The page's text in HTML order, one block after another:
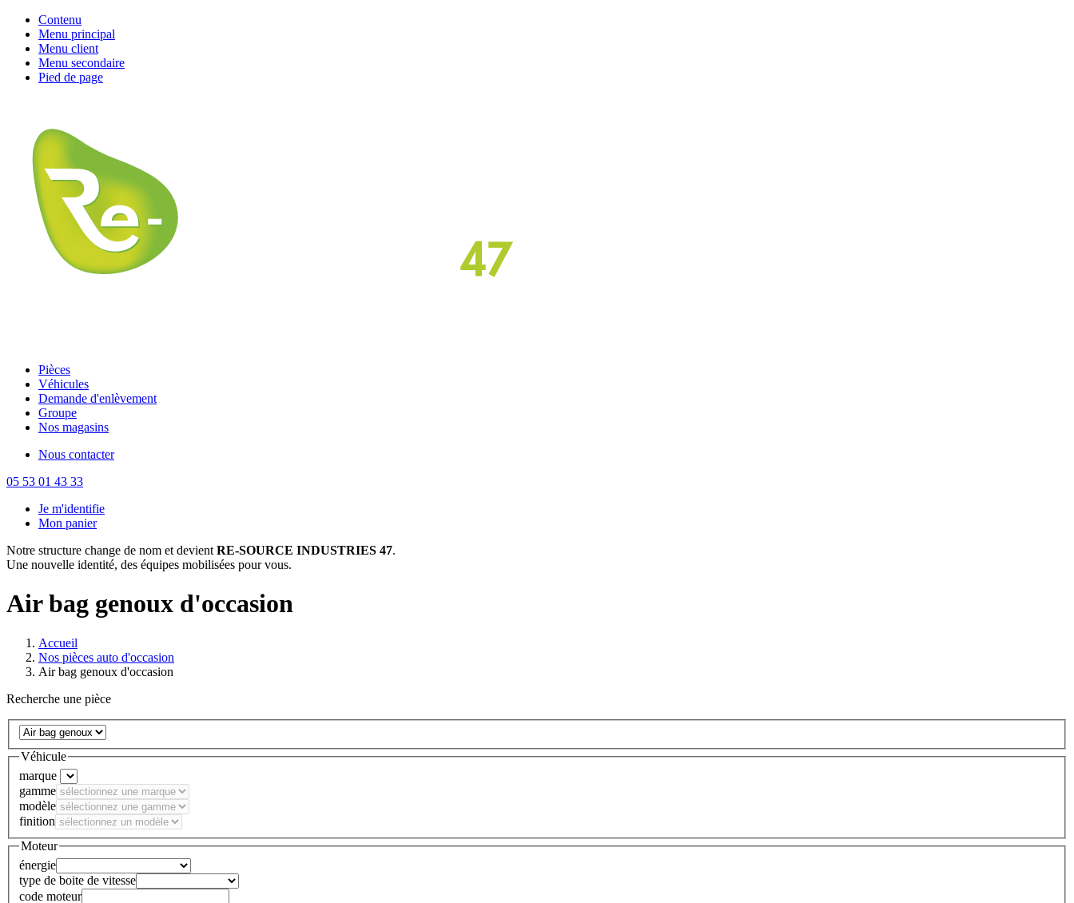
Contenu
Menu principal
Menu client
Menu secondaire
Pied de page
Pièces
Véhicules
Demande d'enlèvement
Groupe
Nos magasins
Nous contacter
05 53 01 43 33
Je m'identifie
Mon panier
Notre structure change de nom et devient RE-SOURCE INDUSTRIES 47.
Une nouvelle identité, des équipes mobilisées pour vous.
Air bag genoux d'occasion
Accueil
Nos pièces auto d'occasion
Air bag genoux d'occasion
Recherche une pièce
Véhicule
marque
gamme
modèle
finition
Moteur
énergie
type de boite de vitesse
code moteur